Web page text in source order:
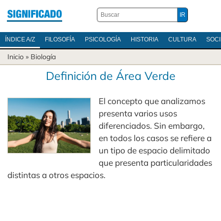
ÍNDICE A/Z FILOSOFÍA PSICOLOGÍA HISTORIA CULTURA
Inicio » Biología
Definición de Área Verde
El concepto que analizamos
presenta varios usos
diferenciados. Sin embargo,
en todos los casos se refiere a
un tipo de espacio delimitado
que presenta particularidades
distintas a otros espacios.